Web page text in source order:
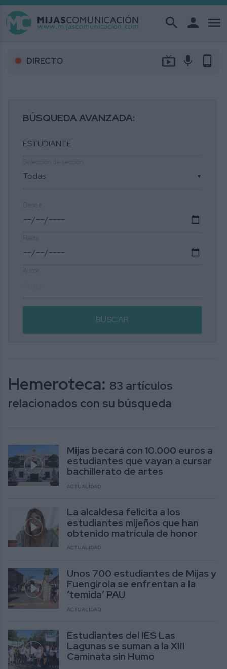
search person menu
DIRECTO live_tv mic phone_android
BÚSQUEDA AVANZADA:
▼
BUSCAR
Hemeroteca: 83 artículos
relacionados con su búsqueda
Mijas becará con 10.000 euros a
estudiantes que vayan a cursar
bachillerato de artes
ACTUALIDAD
La alcaldesa felicita a los
estudiantes mijeños que han
obtenido matrícula de honor
ACTUALIDAD
Unos 700 estudiantes de Mijas y
Fuengirola se enfrentan a la
‘temida’ PAU
ACTUALIDAD
Estudiantes del IES Las
Lagunas se suman a la XIII
Caminata sin Humo